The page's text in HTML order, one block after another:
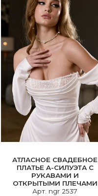
АТЛАСНОЕ СВАДЕБНОЕ
ПЛАТЬЕ A-СИЛУЭТА С
РУКАВАМИ И
ОТКРЫТЫМИ ПЛЕЧАМИ
Арт. ngr 2537